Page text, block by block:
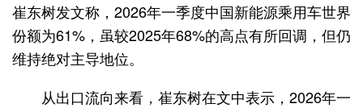
崔东树发文称，2026年一季度中国新能源乘用车世界
份额为61%，虽较2025年68%的高点有所回调，但仍
维持绝对主导地位。
从出口流向来看，崔东树在文中表示，2026年一